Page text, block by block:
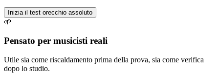
Inizia il test orecchio assoluto
🌱
Pensato per musicisti reali
Utile sia come riscaldamento prima della prova, sia come verifica
dopo lo studio.